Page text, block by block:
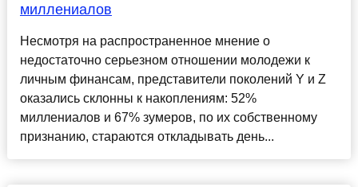
миллениалов
Несмотря на распространенное мнение о
недостаточно серьезном отношении молодежи к
личным финансам, представители поколений Y и Z
оказались склонны к накоплениям: 52%
миллениалов и 67% зумеров, по их собственному
признанию, стараются откладывать день...